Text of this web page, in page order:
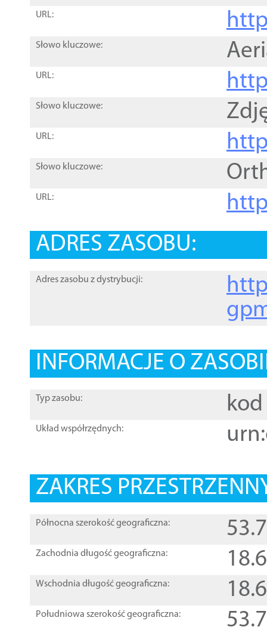
URL:
Słowo kluczowe:
URL:
Słowo kluczowe:
URL:
Słowo kluczowe:
URL:
ADRES ZASOBU:
Adres zasobu z dystrybucji:
INFORMACJE O
Typ zasobu: kod
Układ współrzędnych:
ZAKRES
Północna szerokość geograficzna:
Zachodnia długość geograficzna:
Wschodnia długość geograficzna:
Południowa szerokość geograficzna: